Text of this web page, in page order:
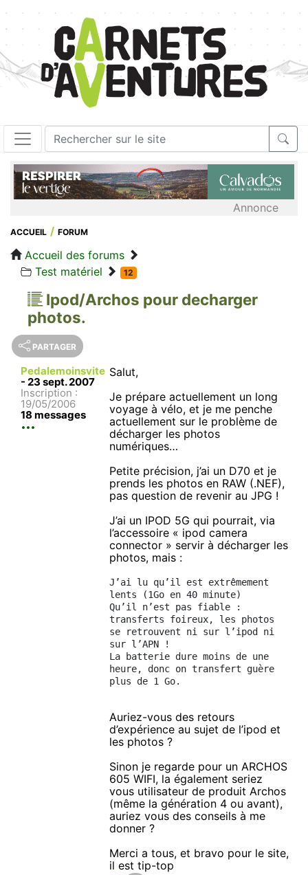
Annonce
ACCUEIL FORUM
Accueil des forums
Test matériel
12
Ipod/Archos pour decharger
photos.
PARTAGER
Pedalemoinsvite
- 23 sept. 2007
Inscription :
19/05/2006
18 messages
Salut,
Je prépare actuellement un long
voyage à vélo, et je me penche
actuellement sur le problème de
décharger les photos
numériques…
Petite précision, j’ai un D70 et je
prends les photos en RAW (.NEF),
pas question de revenir au JPG !
J’ai un IPOD 5G qui pourrait, via
l’accessoire « ipod camera
connector » servir à décharger les
photos, mais :
J’ai lu qu’il est extrêmement
lents (1Go en 40 minute)
Qu’il n’est pas fiable :
transferts foireux, les photos
se retrouvent ni sur l’ipod ni
sur l’APN !
La batterie dure moins de une
heure, donc on transfert guère
plus de 1 Go.
Auriez-vous des retours
d’expérience au sujet de l’ipod et
les photos ?
Sinon je regarde pour un ARCHOS
605 WIFI, la également seriez
vous utilisateur de produit Archos
(même la génération 4 ou avant),
auriez vous des conseils à me
donner ?
Merci a tous, et bravo pour le site,
il est tip-top